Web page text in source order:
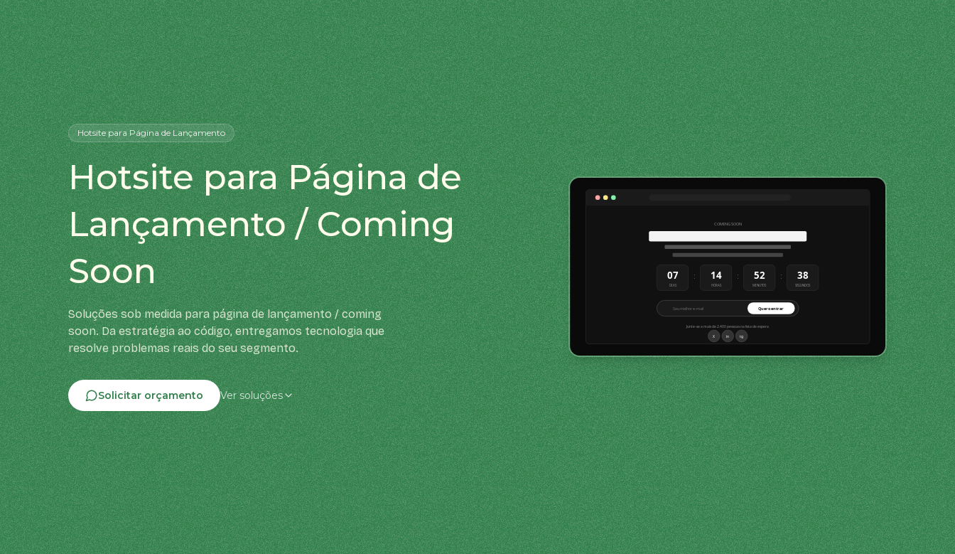
Hotsitepara Página de Lançamento
Hotsite para Página de
Lançamento / Coming
Soon
Soluções sob medida para página de lançamento / coming
soon. Da estratégia ao código, entregamos tecnologia que
resolve problemas reais do seu segmento.
Solicitar orçamento Ver soluções